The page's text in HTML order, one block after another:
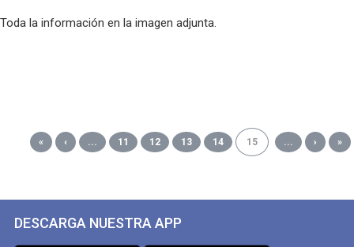
Toda la información en la imagen adjunta.
« ‹ ... 11 12 13 14 15 ... › »
DESCARGA NUESTRA APP